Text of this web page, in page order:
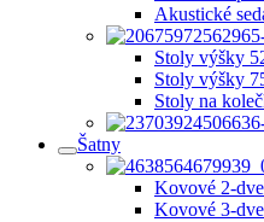
Akustické
Stoly výšky
Stoly výšky
Stoly na
Šatny
Kovové 2-
Kovové 3-